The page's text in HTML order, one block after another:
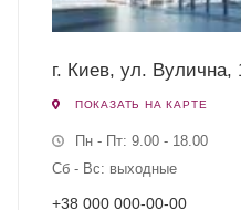
г. Киев, ул. Вулична,
ПОКАЗАТЬ НА КАРТЕ
Пн - Пт: 9.00 - 18.00
Сб - Вс: выходные
+38 000 000-00-00